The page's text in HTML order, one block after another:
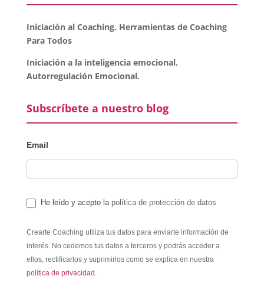
Iniciación al Coaching. Herramientas de Coaching
Para Todos
Iniciación a la inteligencia emocional.
Autorregulación Emocional.
Subscríbete a nuestro blog
Email
He leído y acepto la política de protección de datos
Crearte Coaching utiliza tus datos para enviarte información de
interés. No cedemos tus datos a terceros y podrás acceder a
ellos, rectificarlos y suprimirlos como se explica en nuestra
política de privacidad.